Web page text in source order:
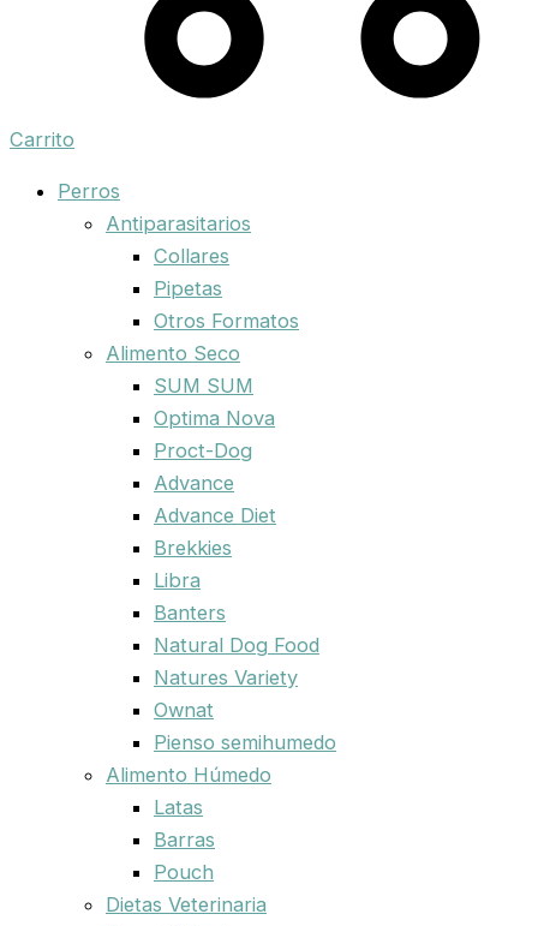
Carrito
Perros
Antiparasitarios
Collares
Pipetas
Otros Formatos
Alimento Seco
SUM SUM
Optima Nova
Proct-Dog
Advance
Advance Diet
Brekkies
Libra
Banters
Natural Dog Food
Natures Variety
Ownat
Pienso semihumedo
Alimento Húmedo
Latas
Barras
Pouch
Dietas Veterinaria